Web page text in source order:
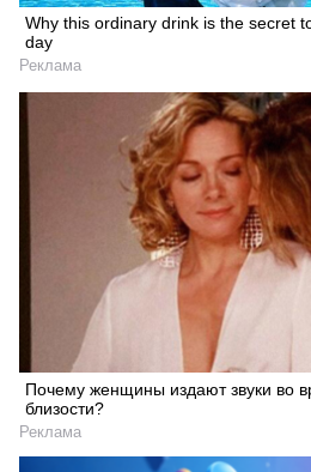
Why this ordinary drink is the secret
day
Реклама
Почему женщины издают звуки во
близости?
Реклама